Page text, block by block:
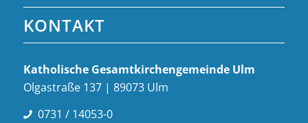
KONTAKT
Katholische Gesamt­kirchen­gemeinde Ulm
Olgastraße 137 | 89073 Ulm
0731 / 14053-0